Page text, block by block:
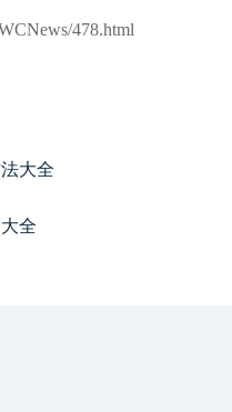
478.html
大全
全